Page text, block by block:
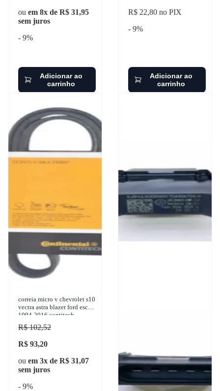
ou em 8x de R$ 31,95
sem juros
- 9%
Adicionar ao
carrinho
R$ 22,80 no PIX
- 9%
Adicionar ao
carrinho
correia micro v chevrolet s10
vectra astra blazer ford escort
1994-2016 contitech -
6pk1675rnh
R$ 102,52
R$ 93,20
ou em 3x de R$ 31,07
sem juros
- 9%